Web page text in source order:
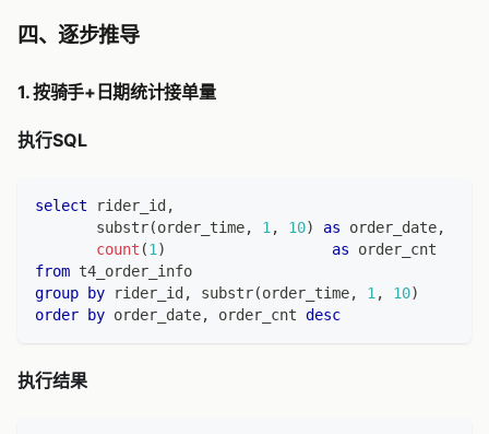
四、逐步推导
1. 按骑手+日期统计接单量
执行SQL
select rider_id ,
       substr
(order_time, 1, 10) as order_date,
count (1) as order_cnt
from t4_order_info
group
by rider_id , substr(order_time, 1, 10)
order
by order_date, order_cnt desc
执行结果